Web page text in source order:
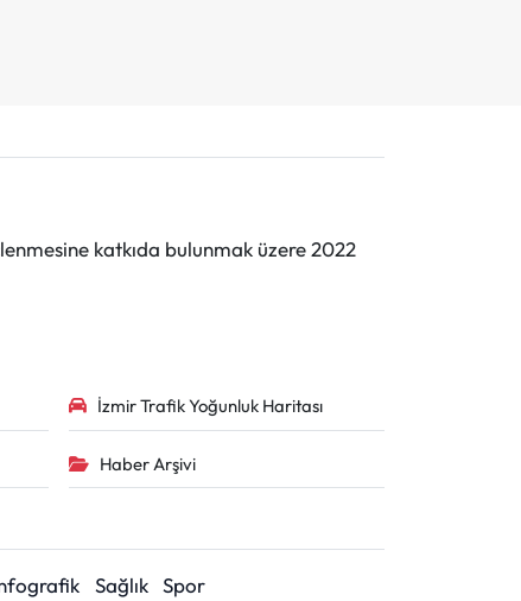
katkıda bulunmak üzere 2022
İzmir Trafik Yoğunluk Haritası
Haber Arşivi
Sağlık Spor